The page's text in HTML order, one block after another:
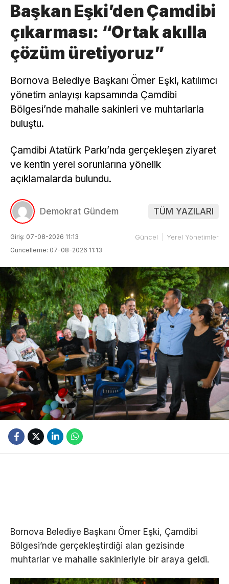
Başkan Eşki’den Çamdibi
çıkarması: “Ortak akılla
çözüm üretiyoruz”
Bornova Belediye Başkanı Ömer Eşki, katılımcı
yönetim anlayışı kapsamında Çamdibi
Bölgesi’nde mahalle sakinleri ve muhtarlarla
buluştu.
Çamdibi Atatürk Parkı’nda gerçekleşen ziyaret
ve kentin yerel sorunlarına yönelik
açıklamalarda bulundu.
Demokrat Gündem TÜM YAZILARI
Giriş: 07-08-2026 11:13
Güncelleme: 07-08-2026 11:13
Güncel Yerel Yönetimler
Bornova Belediye Başkanı Ömer Eşki, Çamdibi
Bölgesi’nde gerçekleştirdiği alan gezisinde
muhtarlar ve mahalle sakinleriyle bir araya geldi.